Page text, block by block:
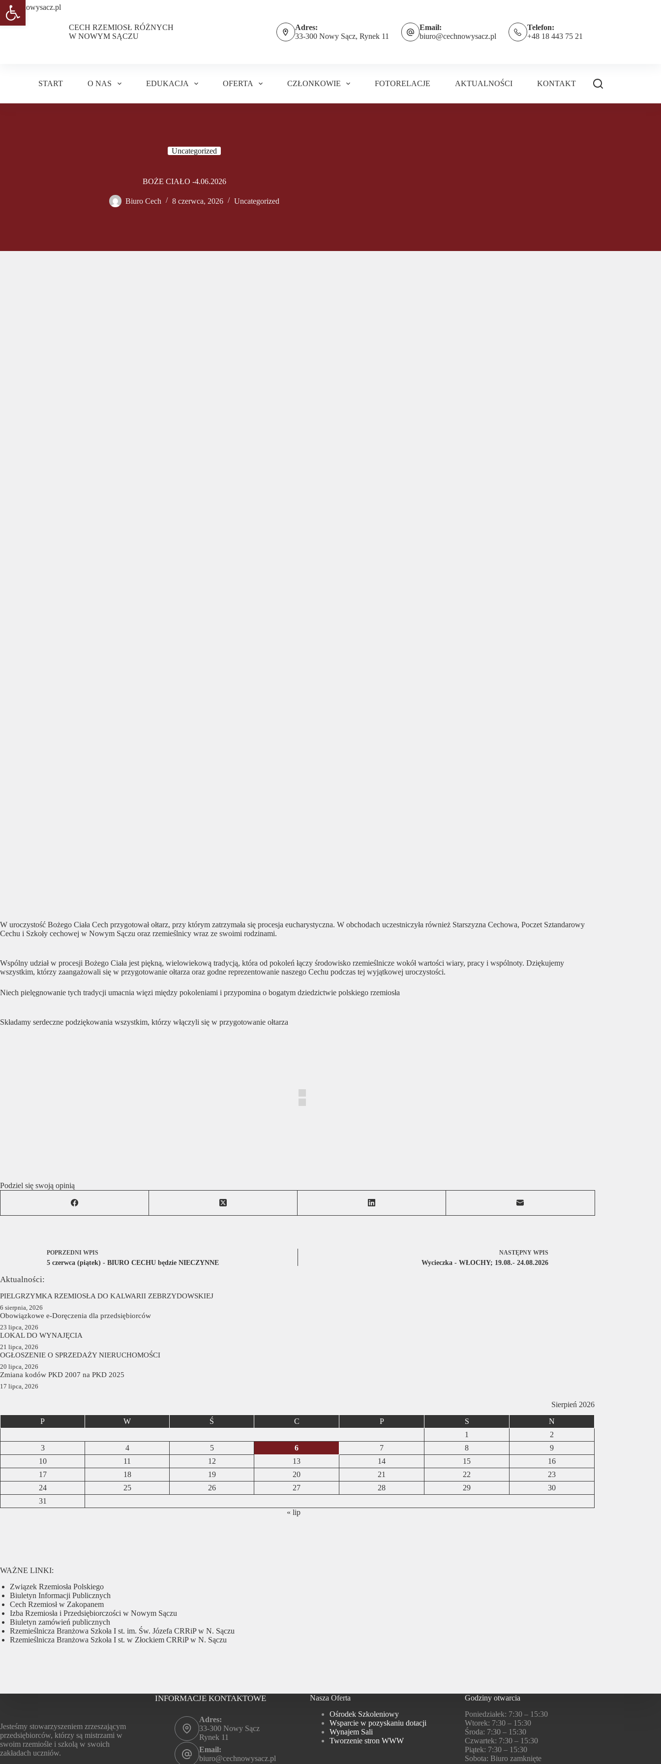
Przejdź
do
treści
CECH RZEMIOSŁ RÓŻNYCH
W NOWYM SĄCZU
Adres:
33-300 Nowy Sącz, Rynek 11
Email:
biuro@cechnowysacz.pl
Telefon:
+48 18 443 75 21
START O NAS EDUKACJA OFERTA CZŁONKOWIE FOTORELACJE AKTUALNOŚCI KONTAKT
Uncategorized
BOŻE CIAŁO -4.06.2026
Biuro Cech 8 czerwca, 2026 Uncategorized
W uroczystość Bożego Ciała Cech przygotował ołtarz, przy którym zatrzymała się procesja eucharystyczna. W obchodach uczestniczyła również Starszyzna Cechowa, Poczet Sztandarowy
Cechu i Szkoły cechowej w Nowym Sączu oraz rzemieślnicy wraz ze swoimi rodzinami.
Wspólny udział w procesji Bożego Ciała jest piękną, wielowiekową tradycją, która od pokoleń łączy środowisko rzemieślnicze wokół wartości wiary, pracy i wspólnoty. Dziękujemy
wszystkim, którzy zaangażowali się w przygotowanie ołtarza oraz godne reprezentowanie naszego Cechu podczas tej wyjątkowej uroczystości.
Niech pielęgnowanie tych tradycji umacnia więzi między pokoleniami i przypomina o bogatym dziedzictwie polskiego rzemiosła
Składamy serdeczne podziękowania wszystkim, którzy włączyli się w przygotowanie ołtarza
Podziel się swoją opinią
POPRZEDNI WPIS
5 czerwca (piątek) - BIURO CECHU będzie NIECZYNNE
NASTĘPNY WPIS
Wycieczka - WŁOCHY; 19.08.- 24.08.2026
Aktualności:
PIELGRZYMKA RZEMIOSŁA DO KALWARII ZEBRZYDOWSKIEJ
6 sierpnia, 2026
Obowiązkowe e-Doręczenia dla przedsiębiorców
23 lipca, 2026
LOKAL DO WYNAJĘCIA
21 lipca, 2026
OGŁOSZENIE O SPRZEDAŻY NIERUCHOMOŚCI
20 lipca, 2026
Zmiana kodów PKD 2007 na PKD 2025
17 lipca, 2026
Sierpień 2026
P W Ś C P S
N
1
2
3
4 5 6 7 8
9
10
11 12 13 14 15
16
17
18 19 20 21 22
23
24
25 26 27 28 29
30
31
« lip
WAŻNE LINKI:
Związek Rzemiosła Polskiego
Biuletyn Informacji Publicznych
Cech Rzemiosł w Zakopanem
Izba Rzemiosła i Przedsiębiorczości w Nowym Sączu
Biuletyn zamówień publicznych
Rzemieślnicza Branżowa Szkoła I st. im. Św. Józefa CRRiP w N. Sączu
Rzemieślnicza Branżowa Szkoła I st. w Złockiem CRRiP w N. Sączu
Jesteśmy stowarzyszeniem zrzeszającym
przedsiębiorców, którzy są mistrzami w
swoim rzemiośle i szkolą w swoich
zakładach uczniów.
INFORMACJE KONTAKTOWE
Adres:
33-300 Nowy Sącz
Rynek 11
Email:
biuro@cechnowysacz.pl
Nasza Oferta
Ośrodek Szkoleniowy
Wsparcie w pozyskaniu dotacji
Wynajem Sali
Tworzenie stron WWW
Godziny otwarcia
Poniedziałek: 7:30 – 15:30
Wtorek: 7:30 – 15:30
Środa: 7:30 – 15:30
Czwartek: 7:30 – 15:30
Piątek: 7:30 – 15:30
Sobota: Biuro zamknięte